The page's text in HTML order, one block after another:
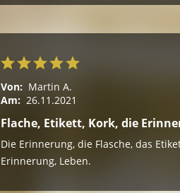
Von: Martin A.
Am: 26.11.2021
Flache, Etikett, Kork, die
Die Erinnerung, die Flasche, das
Erinnerung, Leben.